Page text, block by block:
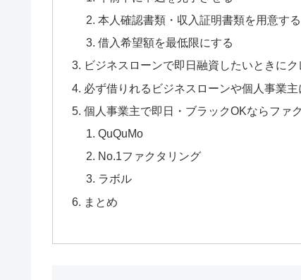
本人確認書類・収入証明書類を用意する
借入希望額を最低限にする
ビジネスローンで即日融資したいときに
必ず借りれるビジネスローンや個人事業
個人事業主で即日・ブラックOKならファ
QuQuMo
No.1ファクタリング
ラボル
まとめ